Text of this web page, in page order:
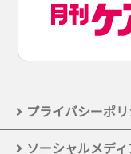
プライバシーポ
ソーシャルメデ